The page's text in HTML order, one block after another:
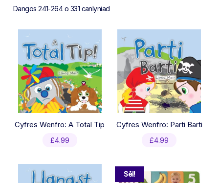
Dangos 241-264 o 331 canlyniadSorted
Cyfres Wenfro: A Total Tip
£4.99
Cyfres Wenfro: Parti Barti
£4.99
Sêl!